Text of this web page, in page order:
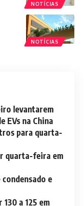
NOTÍCIAS
NOTÍCIAS
levantarem
EVs na China
para quarta-
quarta-feira em
e
a 125 em